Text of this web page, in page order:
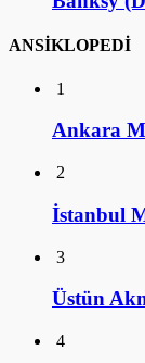
ANSİKLOPEDİ
1
Ankara
2
İstanbul
3
Üstün
4